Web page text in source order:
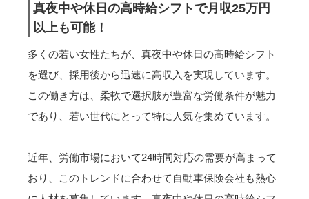
真夜中や休日の高時給シフトで月収25万円
以上も可能！
多くの若い女性たちが、真夜中や休日の高時給シフト
を選び、採用後から迅速に高収入を実現しています。
この働き方は、柔軟で選択肢が豊富な労働条件が魅力
であり、若い世代にとって特に人気を集めています。
近年、労働市場において24時間対応の需要が高まって
おり、このトレンドに合わせて自動車保険会社も熱心